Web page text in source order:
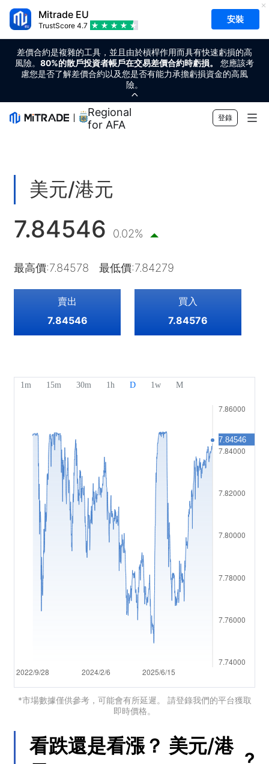
Mitrade EU
TrustScore 4.7
安裝
差價合約是複雜的工具，並且由於槓桿作用而具有快速虧損的高
風險。 80%的散戶投資者帳戶在交易差價合約時虧損。
您應該考
慮您是否了解差價合約以及您是否有能力承擔虧損資金的高風
險。
Regional Sponsor
for AFA
登錄
加密貨幣
指數
交易
交易平台
風險管理
市場工具
財經日曆
教育
獎項及榮譽
工作機會
幫助中心
English
Français
Español
Português
简体中文
繁體中文
美元/港元
7.84546 0.02%
最高價:7.84578 最低價:7.84279
賣出
7.84546
買入
7.84576
*市場數據僅供參考，可能會有所延遲。 請登錄我們的平台獲取
即時價格。
看跌還是看漲？ 美元/港